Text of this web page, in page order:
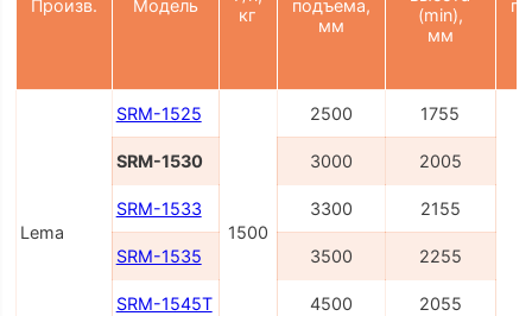
Произв. Модель
кг
подъема,
мм
(min),
мм
Lema
SRM-1525
1500
2500 1755
SRM-1530 3000 2005
SRM-1533 3300 2155
SRM-1535 3500 2255
SRM-1545Т 4500 2055